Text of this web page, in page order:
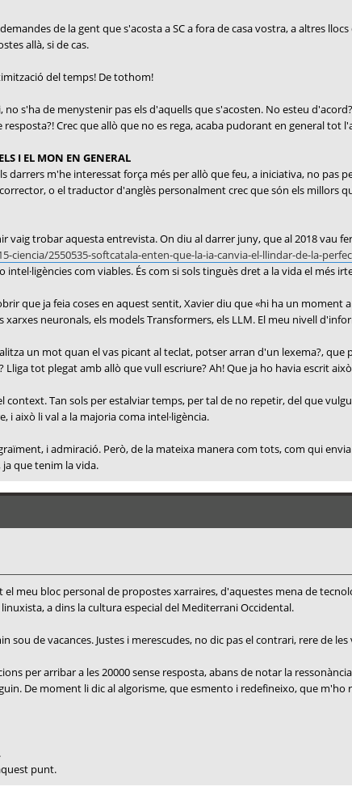
de la gent que s'acosta a SC a fora de casa vostra, a altres
allà, si de cas.
del temps! De tothom!
s'ha de menystenir pas els d'aquells que s'acosten. No esteu
resposta?! Crec que allò que no es rega, acaba pudorant en general tot
I EL MON EN GENERAL
darrers m'he interessat força més per allò que feu, a iniciativa, no pas
o el traductor d'anglès personalment crec que són els millors
vaig trobar aquesta entrevista. On diu al darrer juny, que al 2018 vau
2550535-softcatala-enten-que-la-ia-canvia-el-llindar-de-la-
com viables. És com si sols tinguès dret a la vida el més
que ja feia coses en aquest sentit, Xavier diu que «hi ha un
neuronals, els models Transformers, els LLM. El meu nivell
un mot quan el vas picant al teclat, potser arran d'un lexema?,
tot plegat amb allò que vull escriure? Ah! Que ja ho havia escrit
context. Tan sols per estalviar temps, per tal de no repetir, del que
i això li val a la majoria coma intel·ligència.
i admiració. Però, de la mateixa manera com tots, com qui
que tenim la vida.
el meu bloc personal de propostes xarraires, d'aquestes mena de
a dins la cultura especial del Mediterrani Occidental.
de vacances. Justes i merescudes, no dic pas el contrari, rere de les
per arribar a les 20000 sense resposta, abans de notar la
De moment li dic al algorisme, que esmento i redefineixo, que
punt.